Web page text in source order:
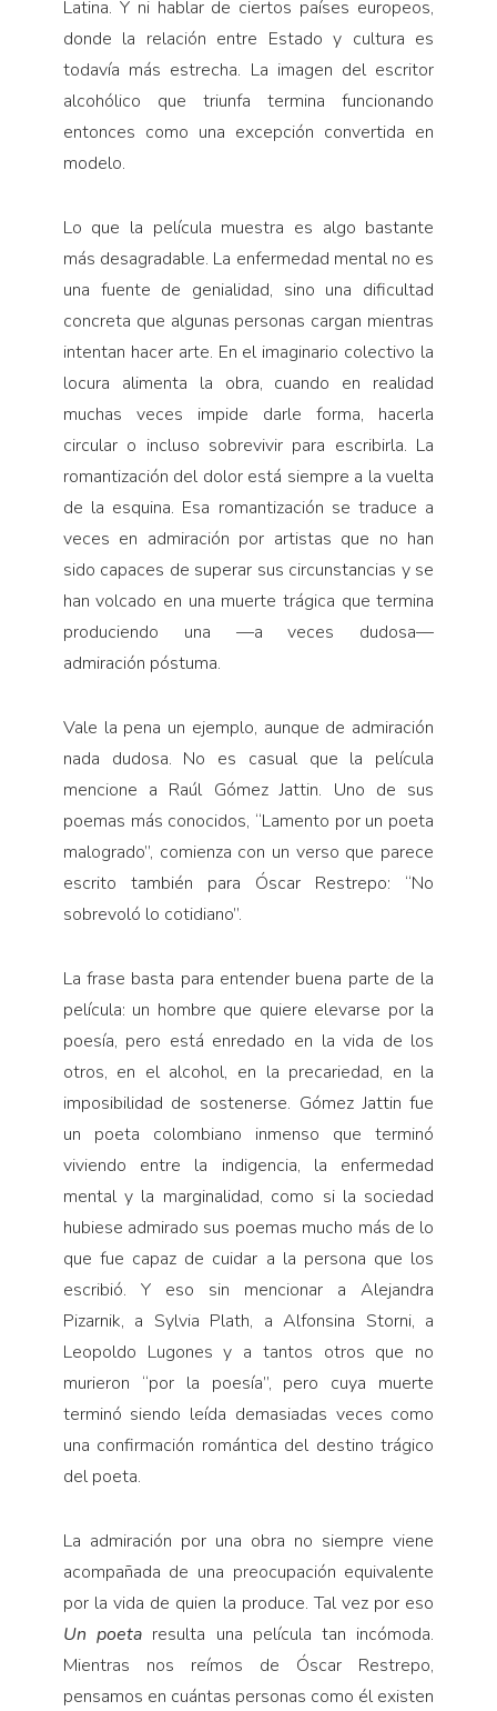
Latina. Y ni hablar de ciertos países europeos,
donde la relación entre Estado y cultura es
todavía más estrecha. La imagen del escritor
alcohólico que triunfa termina funcionando
entonces como una excepción convertida en
modelo.
Lo que la película muestra es algo bastante
más desagradable. La enfermedad mental no es
una fuente de genialidad, sino una dificultad
concreta que algunas personas cargan mientras
intentan hacer arte. En el imaginario colectivo la
locura alimenta la obra, cuando en realidad
muchas veces impide darle forma, hacerla
circular o incluso sobrevivir para escribirla. La
romantización del dolor está siempre a la vuelta
de la esquina. Esa romantización se traduce a
veces en admiración por artistas que no han
sido capaces de superar sus circunstancias y se
han volcado en una muerte trágica que termina
produciendo una —a veces dudosa—
admiración póstuma.
Vale la pena un ejemplo, aunque de admiración
nada dudosa. No es casual que la película
mencione a Raúl Gómez Jattin. Uno de sus
poemas más conocidos, “Lamento por un poeta
malogrado”, comienza con un verso que parece
escrito también para Óscar Restrepo: “No
sobrevoló lo cotidiano”.
La frase basta para entender buena parte de la
película: un hombre que quiere elevarse por la
poesía, pero está enredado en la vida de los
otros, en el alcohol, en la precariedad, en la
imposibilidad de sostenerse. Gómez Jattin fue
un poeta colombiano inmenso que terminó
viviendo entre la indigencia, la enfermedad
mental y la marginalidad, como si la sociedad
hubiese admirado sus poemas mucho más de lo
que fue capaz de cuidar a la persona que los
escribió. Y eso sin mencionar a Alejandra
Pizarnik, a Sylvia Plath, a Alfonsina Storni, a
Leopoldo Lugones y a tantos otros que no
murieron “por la poesía”, pero cuya muerte
terminó siendo leída demasiadas veces como
una confirmación romántica del destino trágico
del poeta.
La admiración por una obra no siempre viene
acompañada de una preocupación equivalente
por la vida de quien la produce. Tal vez por eso
Un poeta resulta una película tan incómoda.
Mientras nos reímos de Óscar Restrepo,
pensamos en cuántas personas como él existen